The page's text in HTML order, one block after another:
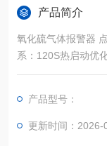
产品简介
氧化硫气体报警器 点型有毒气体检测仪使用全新速核EPSION2.0
系：120S热启动优
产品型号：
更新时间：2026-